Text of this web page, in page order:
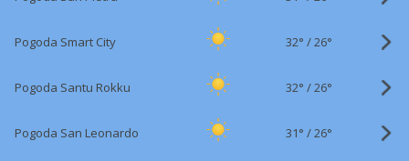
Pogoda Smart City 32° /26°
Pogoda Santu Rokku 32° /26°
Pogoda San Leonardo 31° /26°